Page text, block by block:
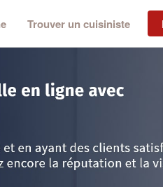
Trouver un cuisiniste